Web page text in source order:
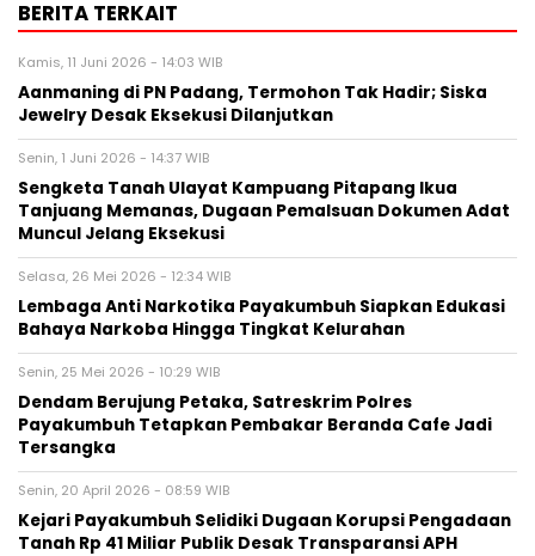
BERITA TERKAIT
Kamis, 11 Juni 2026 - 14:03 WIB
Aanmaning di PN Padang, Termohon Tak Hadir; Siska
Jewelry Desak Eksekusi Dilanjutkan
Senin, 1 Juni 2026 - 14:37 WIB
Sengketa Tanah Ulayat Kampuang Pitapang Ikua
Tanjuang Memanas, Dugaan Pemalsuan Dokumen Adat
Muncul Jelang Eksekusi
Selasa, 26 Mei 2026 - 12:34 WIB
Lembaga Anti Narkotika Payakumbuh Siapkan Edukasi
Bahaya Narkoba Hingga Tingkat Kelurahan
Senin, 25 Mei 2026 - 10:29 WIB
Dendam Berujung Petaka, Satreskrim Polres
Payakumbuh Tetapkan Pembakar Beranda Cafe Jadi
Tersangka
Senin, 20 April 2026 - 08:59 WIB
Kejari Payakumbuh Selidiki Dugaan Korupsi Pengadaan
Tanah Rp 41 Miliar Publik Desak Transparansi APH